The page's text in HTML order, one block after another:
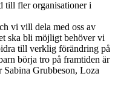
till fler organisationer i
vi vill dela med oss av
ska bli möjligt behöver vi
till verklig förändring på
börja tro på framtiden är
Sabina Grubbeson, Loza